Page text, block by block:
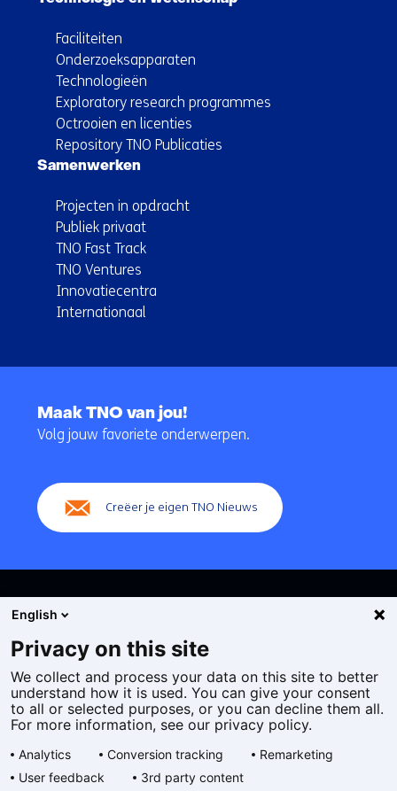
Faciliteiten
Onderzoeksapparaten
Technologieën
Exploratory research programmes
Octrooien en licenties
Repository TNO Publicaties
Samenwerken
Projecten in opdracht
Publiek privaat
TNO Fast Track
TNO Ventures
Innovatiecentra
Internationaal
navigatie
Maak TNO van jou!
Volg jouw favoriete onderwerpen.
Creëer je eigen TNO Nieuws
Cookies
Privacy statement
Toegankelijkheid
Algemene voorwaarden
English
Privacy on this site
We collect and process your data on this site to better
understand how it is used. You can give your consent
to all or selected purposes, or you can decline them all.
For more information, see our privacy policy.
Analytics Conversion tracking
Remarketing
User feedback
3rd party content